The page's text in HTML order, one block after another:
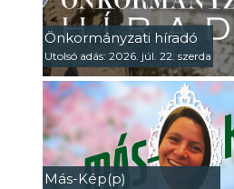
Önkormányzati híradó
Utolsó adás: 2026. júl. 22. szerda
Más-Kép(p)